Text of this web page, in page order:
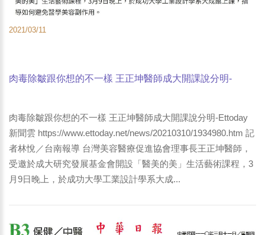
2021/03/11
肉毒除皺跟你想的不一樣 王正坤醫師成大開課說分明-
肉毒除皺跟你想的不一樣 王正坤醫師成大開課說分明-Ettoday
新聞雲 https://www.ettoday.net/news/20210310/1934980.htm 記
者林悅／台南報導 台灣美容醫療促進協會理事長王正坤醫師，
受邀於成大研究發展基金會開設「醫美的美」生活藝術課程，3
月9日晚上，於成功大學工業設計學系大成...